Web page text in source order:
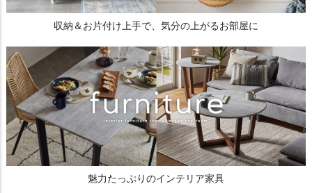
収納＆お片付け上手で、気分の上がるお部屋に
魅力たっぷりのインテリア家具